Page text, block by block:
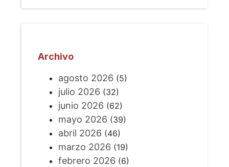
Archivo
agosto 2026 (5)
julio 2026 (32)
junio 2026 (62)
mayo 2026 (39)
abril 2026 (46)
marzo 2026 (19)
febrero 2026 (6)